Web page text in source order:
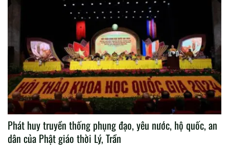
Phát huy truyền thống phụng đạo, yêu nước, hộ quốc, an
dân của Phật giáo thời Lý, Trần